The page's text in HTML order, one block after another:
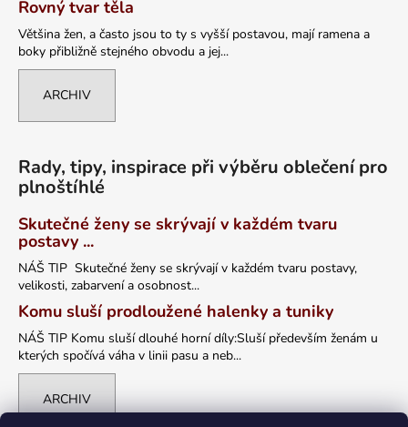
Rovný tvar těla
Většina žen, a často jsou to ty s vyšší postavou, mají ramena a
boky přibližně stejného obvodu a jej...
ARCHIV
Rady, tipy, inspirace při výběru oblečení pro
plnoštíhlé
Skutečné ženy se skrývají v každém tvaru
postavy ...
NÁŠ TIP Skutečné ženy se skrývají v každém tvaru postavy,
velikosti, zabarvení a osobnost...
Komu sluší prodloužené halenky a tuniky
NÁŠ TIP Komu sluší dlouhé horní díly:Sluší především ženám u
kterých spočívá váha v linii pasu a neb...
ARCHIV